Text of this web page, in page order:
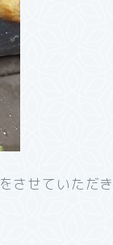
させていただき